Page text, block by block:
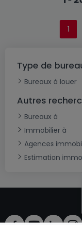
1
Type de
Bureaux à louer
Autres
Bureaux à
Immobilier à
Agences
Estimation